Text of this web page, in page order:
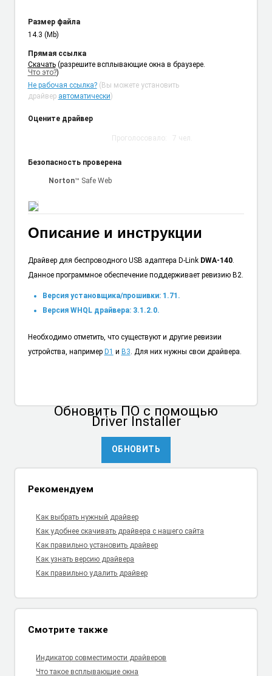
Размер файла
14.3 (Mb)
Прямая ссылка
Cкачать (разрешите всплывающие окна в браузере.
Что это?)
Не рабочая ссылка?(Вы можете установить
драйвер автоматически)
Оцените драйвер
Проголосовало: 7 чел.
Безопасность проверена
Norton™ Safe Web
Описание и инструкции
Драйвер для беспроводного USB адаптера D-Link DWA-140.
Данное программное обеспечение поддерживает ревизию B2.
Версия установщика/прошивки: 1.71.
Версия WHQL драйвера: 3.1.2.0.
Необходимо отметить, что существуют и другие ревизии
устройства, например D1 и B3. Для них нужны свои драйвера.
Обновить ПОс помощью
Driver Installer
ОБНОВИТЬ
Рекомендуем
Как выбрать нужный драйвер
Как удобнее скачивать драйвера с нашего сайта
Как правильно установить драйвер
Как узнать версию драйвера
Как правильно удалить драйвер
Смотрите также
Индикатор совместимости драйверов
Что такое всплывающие окна